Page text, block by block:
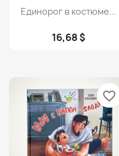
Просмотр
Единорог в костюме...
16,68 $
favorite_border